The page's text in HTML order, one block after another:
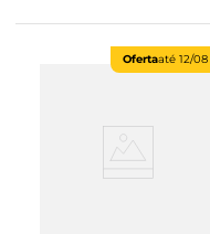
Ofertaaté 12/08